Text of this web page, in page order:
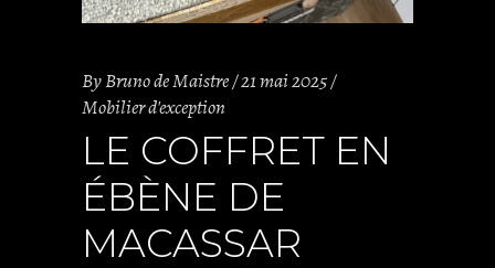
ByBruno de Maistre 21 mai 2025
Mobilier d'exception
LE COFFRET EN
ÉBÈNE DE
MACASSAR